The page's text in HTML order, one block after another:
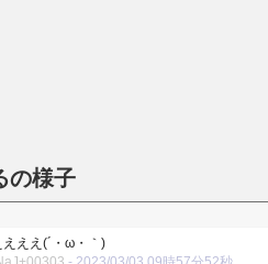
の様子
えええ(´・ω・｀)